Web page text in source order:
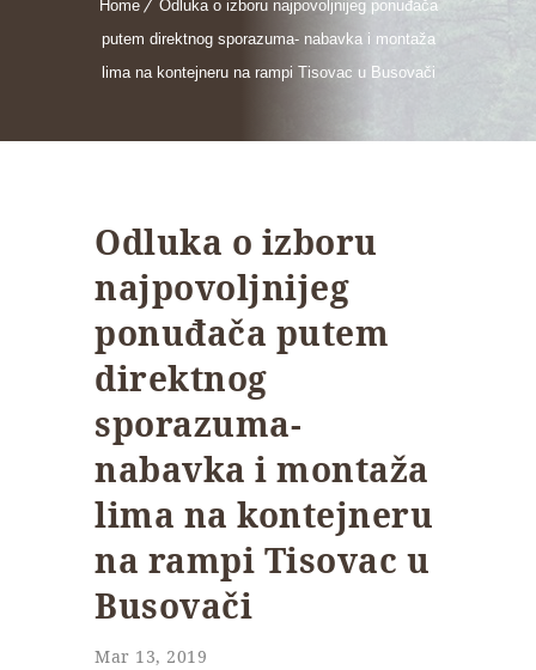
Home
Odluka o izboru najpovoljnijeg ponuđača
putem direktnog sporazuma- nabavka i montaža
lima na kontejneru na rampi Tisovac u Busovači
Odluka o izboru
najpovoljnijeg
ponuđača putem
direktnog
sporazuma-
nabavka i montaža
lima na kontejneru
na rampi Tisovac u
Busovači
Mar 13, 2019